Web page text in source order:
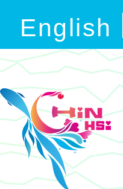
English